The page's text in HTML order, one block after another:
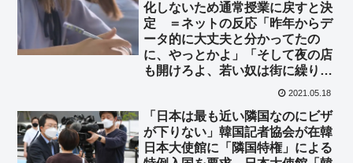
化しないため通常授業に戻すと決
定 ＝ネットの反応「昨年からデ
ータ的に大丈夫と分かってたの
に、やっとかよ」「そして夜の店
も開けろよ、若い奴は街に繰り出
2021.05.18
「日本は最も近い隣国なのにビザ
が下りない」韓国記者協会が在韓
日本大使館に「隣国特権」による